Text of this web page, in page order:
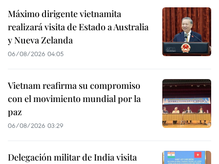
Máximo dirigente vietnamita
realizará visita de Estado a Australia
y Nueva Zelanda
06/08/2026 04:05
Vietnam reafirma su compromiso
con el movimiento mundial por la
paz
06/08/2026 03:29
Delegación militar de India visita